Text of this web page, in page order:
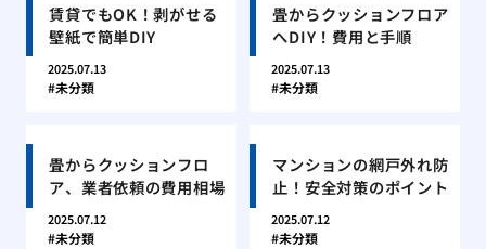
賃貸でもOK！剥がせる
壁紙で簡単DIY
2025.07.13
未分類
畳からクッションフロア
へDIY！費用と手順
2025.07.13
未分類
畳からクッションフロ
ア、業者依頼の費用相場
2025.07.12
未分類
マンションの網戸外れ防
止！安全対策のポイント
2025.07.12
未分類